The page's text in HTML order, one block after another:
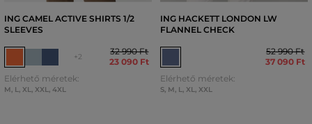
ING CAMEL ACTIVE SHIRTS 1/2
SLEEVES
+2
32 990 Ft
23 090 Ft
Elérhető méretek:
M, L, XL, XXL, 4XL
ING HACKETT LONDON LW
FLANNEL CHECK
52 990 Ft
37 090 Ft
Elérhető méretek:
S, M, L, XL, XXL